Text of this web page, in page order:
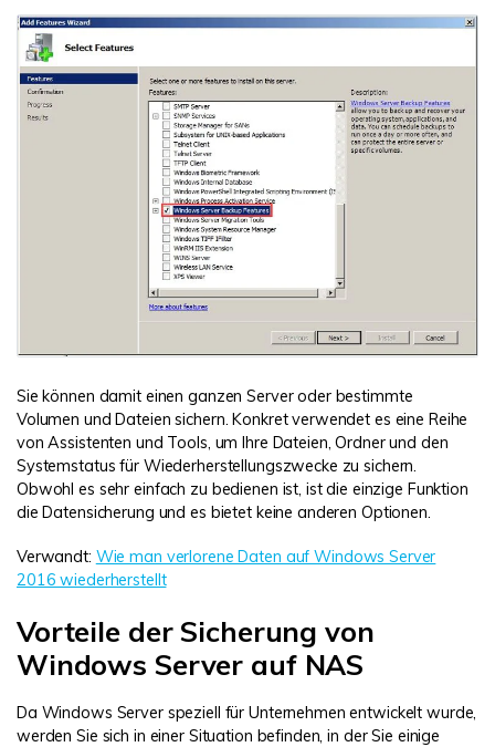
Sie können damit einen ganzen Server oder bestimmte
Volumen und Dateien sichern. Konkret verwendet es eine Reihe
von Assistenten und Tools, um Ihre Dateien, Ordner und den
Systemstatus für Wiederherstellungszwecke zu sichern.
Obwohl es sehr einfach zu bedienen ist, ist die einzige Funktion
die Datensicherung und es bietet keine anderen Optionen.
Verwandt: Wie man verlorene Daten auf Windows Server
2016 wiederherstellt
Vorteile der Sicherung von
Windows Server auf NAS
Da Windows Server speziell für Unternehmen entwickelt wurde,
werden Sie sich in einer Situation befinden, in der Sie einige